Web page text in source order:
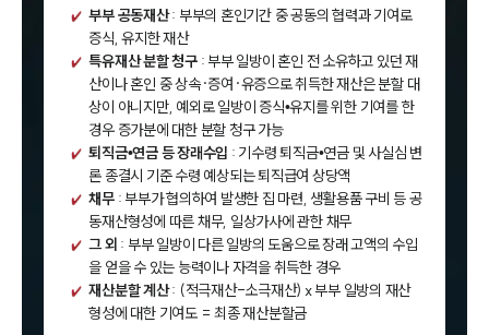
부부 공동재산: 부부의 혼인기간 중 공동의 협력과 기여로
증식, 유지한 재산
특유재산 분할 청구: 부부 일방이 혼인 전 소유하고 있던 재
산이나 혼인 중 상속·증여·유증으로 취득한 재산은 분할 대
상이 아니지만, 예외로 일방이 증식•유지를 위한 기여를 한
경우 증가분에 대한 분할 청구 가능
퇴직금•연금 등 장래수입 : 기수령 퇴직금•연금 및 사실심 변
론 종결시 기준 수령 예상되는 퇴직급여 상당액
채무: 부부가 협의하여 발생한 집 마련, 생활용품 구비 등 공
동재산형성에 따른 채무, 일상가사에 관한 채무
그 외 : 부부 일방이 다른 일방의 도움으로 장래 고액의 수입
을 얻을 수 있는 능력이나 자격을 취득한 경우
재산분할 계산: (적극재산-소극재산) x 부부 일방의 재산
형성에 대한 기여도 = 최종 재산분할금